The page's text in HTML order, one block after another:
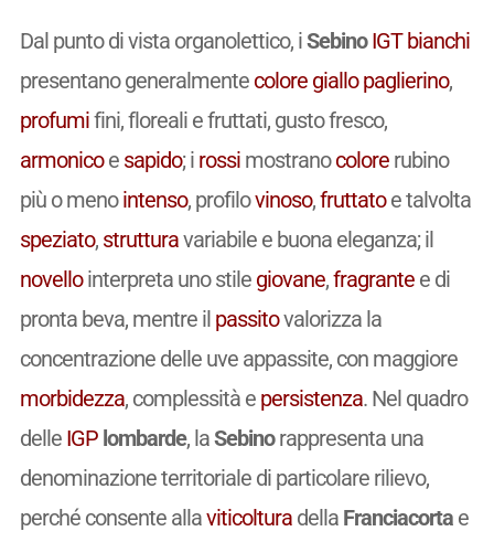
Dal punto di vista organolettico, iSebinoIGT bianchi
presentano generalmente colore giallo paglierino,
profumifini, floreali e fruttati, gusto fresco,
armonicoe sapido; i rossimostranocolorerubino
più o menointenso, profilovinoso,fruttatoe talvolta
speziato, strutturavariabile e buona eleganza; il
novellointerpreta uno stile giovane,fragrantee di
pronta beva, mentre il passitovalorizza la
concentrazione delle uve appassite, con maggiore
morbidezza, complessità e persistenza. Nel quadro
delle IGPlombarde, laSebinorappresenta una
denominazione territoriale di particolare rilievo,
perché consente allaviticolturadella Franciacortae